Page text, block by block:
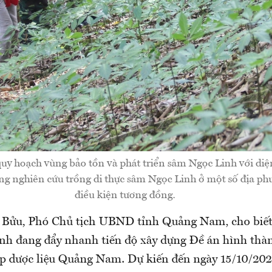
hoạch vùng bảo tồn và phát triển sâm Ngọc Linh với
nghiên cứu trồng di thực sâm Ngọc Linh ở một số địa
điều kiện tương đồng.
Phó Chủ tịch UBND tỉnh Quảng Nam, cho
đang đẩy nhanh tiến độ xây dựng Đề án hình
dược liệu Quảng Nam. Dự kiến đến ngày 15/10/